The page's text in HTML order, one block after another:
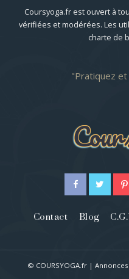
Coursyoga.fr est ouvert à
vérifiées et modérées. Les
charte de
Pratiquez
Contact Blog
© COURSYOGA.fr |